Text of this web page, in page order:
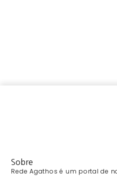
Sobre
Rede Agathos é um portal de